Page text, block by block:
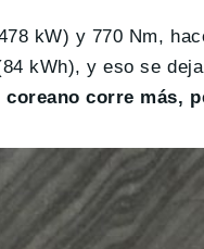
kW) y 770 Nm,
kWh), y eso se
corre más,